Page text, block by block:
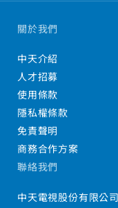
關於我們
中天介紹
人才招募
使用條款
隱私權條款
免責聲明
商務合作方案
聯絡我們
中天電視股份有限公司